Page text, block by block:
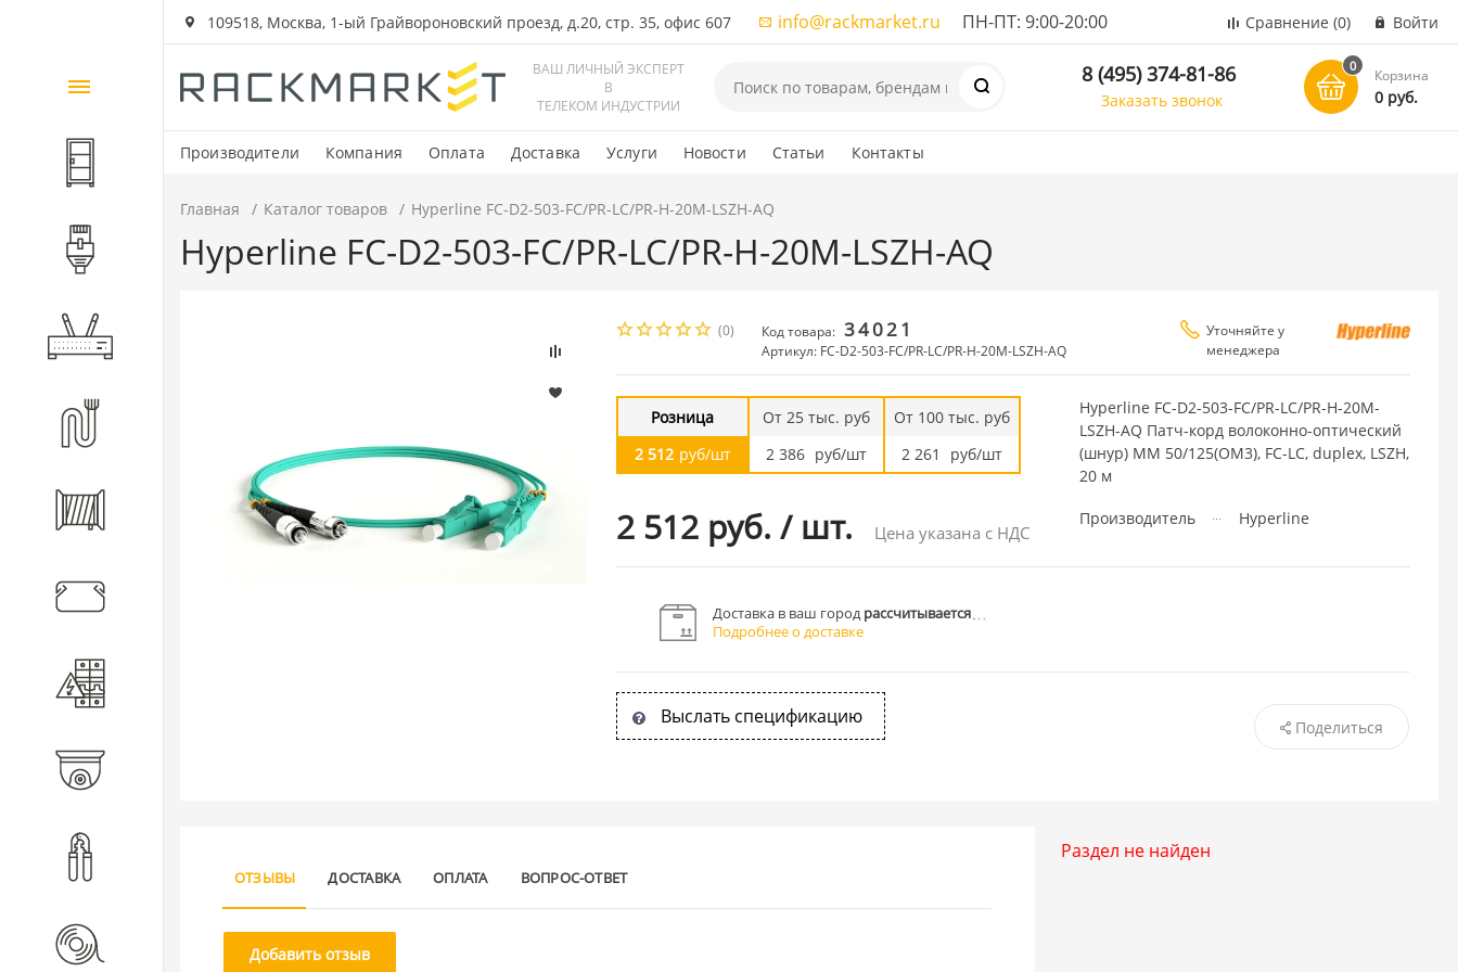
109518, Москва, 1-ый Грайвороновский проезд, д.20, стр. 35, офис 607 info@rackmarket.ru ПН-ПТ: 9:00-20:00 Сравнение (0) Войти
ВАШ ЛИЧНЫЙ ЭКСПЕРТ
В
ТЕЛЕКОМ ИНДУСТРИИ
8 (495) 374-81-86
Заказать звонок
0
Корзина
0 руб.
Производители Компания Оплата Доставка Услуги Новости Статьи Контакты
Каталог
товаров
Шкафы и стойки
Компоненты СКС
Расходные материалы
Главная Каталог товаров Hyperline FC-D2-503-FC/PR-LC/PR-H-20M-LSZH-AQ
Hyperline FC-D2-503-FC/PR-LC/PR-H-20M-LSZH-AQ
(0) Код товара: 34021
Артикул: FC-D2-503-FC/PR-LC/PR-H-20M-LSZH-AQ
Уточняйте у
менеджера
Розница
2 512 руб/шт
От 25 тыс. руб
2 386 руб/шт
От 100 тыс. руб
2 261
руб/шт
2 512 руб. / шт. Цена указана с НДС
Hyperline FC-D2-503-FC/PR-LC/PR-H-20M-
LSZH-AQ Патч-корд волоконно-оптический
(шнур) MM 50/125(OM3), FC-LC, duplex, LSZH,
20 м
Производитель Hyperline
Доставка в ваш городрассчитывается
Подробнее о доставке
Выслать спецификацию Поделиться
ОТЗЫВЫ ДОСТАВКА ОПЛАТА ВОПРОС-ОТВЕТ
Добавить отзыв
Раздел не найден